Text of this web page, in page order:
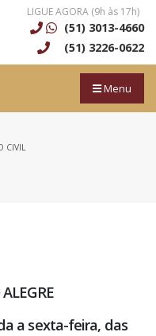
LIGUE AGORA (9h às 17h)
(51) 3013-4660
(51) 3226-0622
Menu
CIVIL
a sexta-feira, das